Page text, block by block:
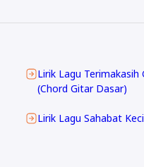
Lirik Lagu Terimakasih
(Chord Gitar Dasar)
Lirik Lagu Sahabat